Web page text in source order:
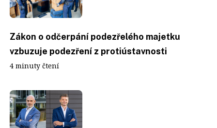
Zákon o odčerpání podezřelého majetku
vzbuzuje podezření z protiústavnosti
4 minuty čtení